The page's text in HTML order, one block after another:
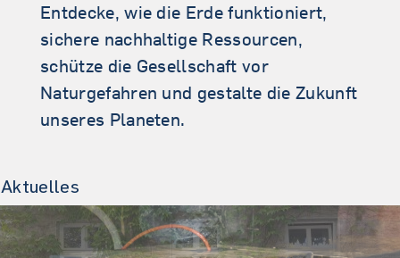
Entdecke, wie die Erde funktioniert,
sichere nachhaltige Ressourcen,
schütze die Gesellschaft vor
Naturgefahren und gestalte die Zukunft
unseres Planeten.
Aktuelles